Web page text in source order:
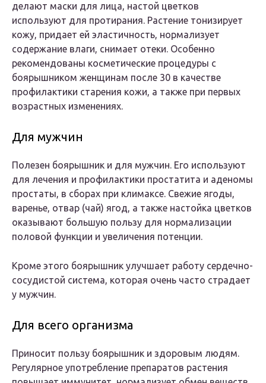
делают маски для лица, настой цветков
используют для протирания. Растение тонизирует
кожу, придает ей эластичность, нормализует
содержание влаги, снимает отеки. Особенно
рекомендованы косметические процедуры с
боярышником женщинам после 30 в качестве
профилактики старения кожи, а также при первых
возрастных изменениях.
Для мужчин
Полезен боярышник и для мужчин. Его используют
для лечения и профилактики простатита и аденомы
простаты, в сборах при климаксе. Свежие ягоды,
варенье, отвар (чай) ягод, а также настойка цветков
оказывают большую пользу для нормализации
половой функции и увеличения потенции.
Кроме этого боярышник улучшает работу сердечно-
сосудистой система, которая очень часто страдает
у мужчин.
Для всего организма
Приносит пользу боярышник и здоровым людям.
Регулярное употребление препаратов растения